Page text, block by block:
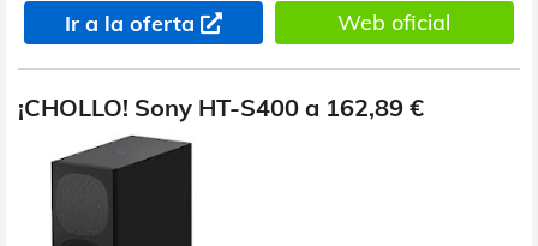
Ir a la oferta Web oficial
¡CHOLLO! Sony HT-S400 a 162,89 €